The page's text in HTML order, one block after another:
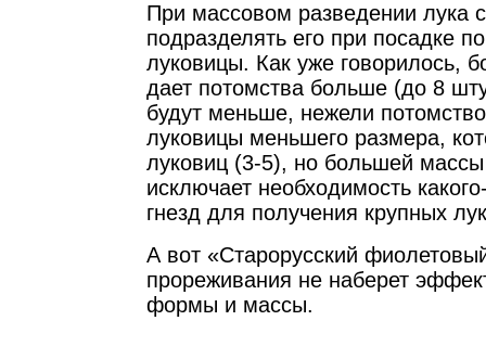
При массовом разведении лука
подразделять его при посадке
луковицы. Как уже говорилось,
дает потомства больше (до 8
будут меньше, нежели
луковицы меньшего размера,
луковиц (3-5), но большей
исключает необходимость
гнезд для получения крупных
А вот «Старорусский
прореживания не наберет
формы и массы.